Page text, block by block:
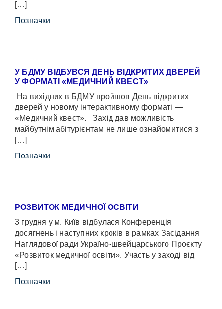
[…]
Позначки
У БДМУ ВІДБУВСЯ ДЕНЬ ВІДКРИТИХ ДВЕРЕЙ
У ФОРМАТІ «МЕДИЧНИЙ КВЕСТ»
На вихідних в БДМУ пройшов День відкритих
дверей у новому інтерактивному форматі —
«Медичний квест». Захід дав можливість
майбутнім абітурієнтам не лише ознайомитися з
[…]
Позначки
РОЗВИТОК МЕДИЧНОЇ ОСВІТИ
3 грудня у м. Київ відбулася Конференція
досягнень і наступних кроків в рамках Засідання
Наглядової ради Україно-швейцарського Проєкту
«Розвиток медичної освіти». Участь у заході від
[…]
Позначки